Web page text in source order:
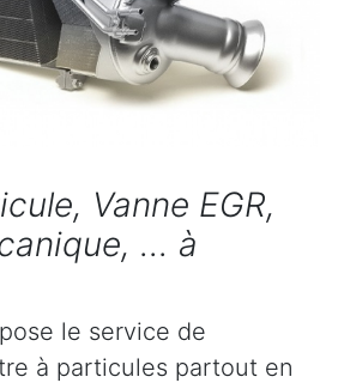
Vanne EGR,
... à
le service de
à particules partout en